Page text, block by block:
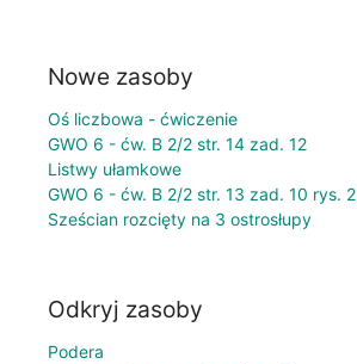
Nowe zasoby
Oś liczbowa - ćwiczenie
GWO 6 - ćw. B 2/2 str. 14 zad. 12
Listwy ułamkowe
GWO 6 - ćw. B 2/2 str. 13 zad. 10 rys. 2
Sześcian rozcięty na 3 ostrosłupy
Odkryj zasoby
Podera